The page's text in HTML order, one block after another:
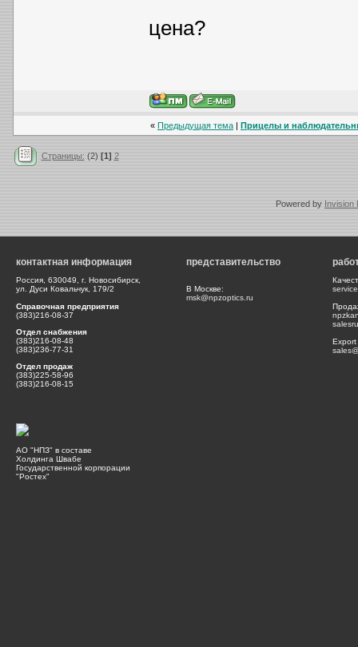
цена?
« Предыдущая тема | Прицелы и
Страницы: (2) [1] 2
Powered by Invision
контактная информация
Россия, 630049, г. Новосибирск,
ул. Дуси Ковальчук, 179/2
Справочная предприятия
(383)216-08-37
Отдел снабжения
(383)216-08-48
(383)236-77-31
Отдел продаж
(383)225-58-96
(383)216-08-15
представительство
В Москве:
msk@npzoptics.ru
АО "НПЗ" в составе
Холдинга Швабе
Государственной корпорации
"Ростех"